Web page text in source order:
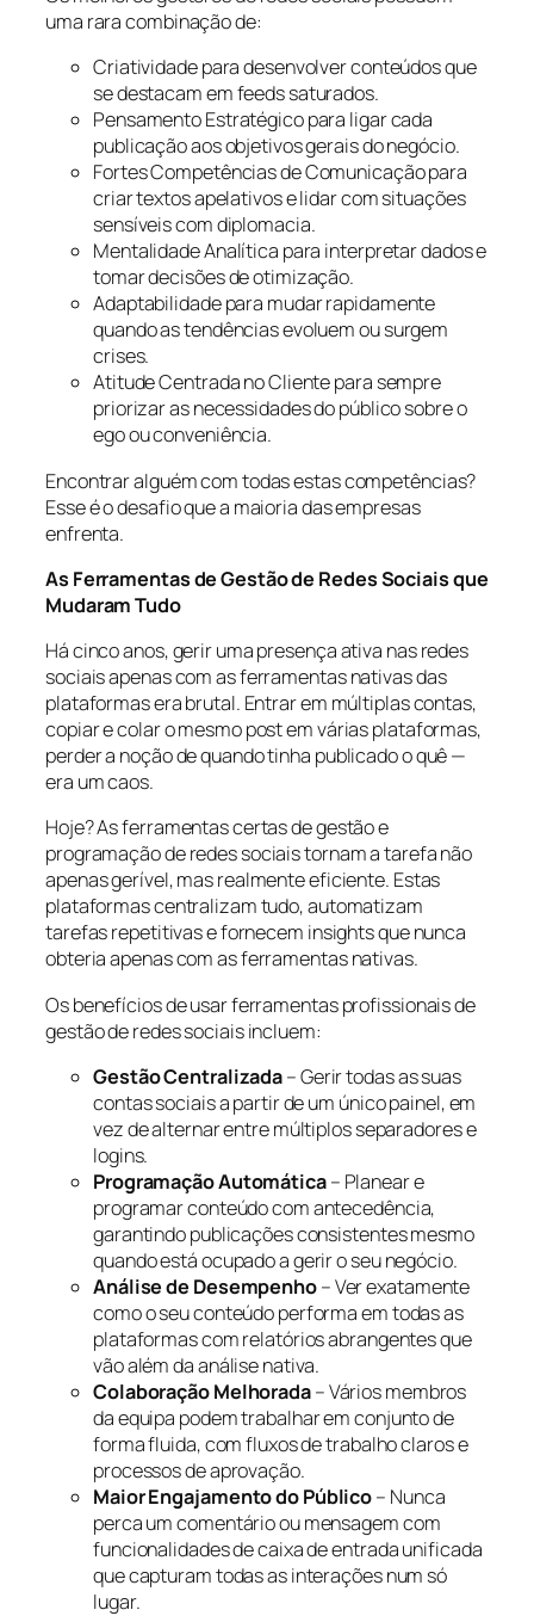
uma rara combinação de:
Criatividade para desenvolver conteúdos que
se destacam em feeds saturados.
Pensamento Estratégico para ligar cada
publicação aos objetivos gerais do negócio.
Fortes Competências de Comunicação para
criar textos apelativos e lidar com situações
sensíveis com diplomacia.
Mentalidade Analítica para interpretar dados e
tomar decisões de otimização.
Adaptabilidade para mudar rapidamente
quando as tendências evoluem ou surgem
crises.
Atitude Centrada no Cliente para sempre
priorizar as necessidades do público sobre o
ego ou conveniência.
Encontrar alguém com todas estas competências?
Esse é o desafio que a maioria das empresas
enfrenta.
As Ferramentas de Gestão de Redes Sociais que
Mudaram Tudo
Há cinco anos, gerir uma presença ativa nas redes
sociais apenas com as ferramentas nativas das
plataformas era brutal. Entrar em múltiplas contas,
copiar e colar o mesmo post em várias plataformas,
perder a noção de quando tinha publicado o quê —
era um caos.
Hoje? As ferramentas certas de gestão e
programação de redes sociais tornam a tarefa não
apenas gerível, mas realmente eficiente. Estas
plataformas centralizam tudo, automatizam
tarefas repetitivas e fornecem insights que nunca
obteria apenas com as ferramentas nativas.
Os benefícios de usar ferramentas profissionais de
gestão de redes sociais incluem:
Gestão Centralizada– Gerir todas as suas
contas sociais a partir de um único painel, em
vez de alternar entre múltiplos separadores e
logins.
Programação Automática– Planear e
programar conteúdo com antecedência,
garantindo publicações consistentes mesmo
quando está ocupado a gerir o seu negócio.
Análise de Desempenho– Ver exatamente
como o seu conteúdo performa em todas as
plataformas com relatórios abrangentes que
vão além da análise nativa.
Colaboração Melhorada– Vários membros
da equipa podem trabalhar em conjunto de
forma fluida, com fluxos de trabalho claros e
processos de aprovação.
Maior Engajamento do Público– Nunca
perca um comentário ou mensagem com
funcionalidades de caixa de entrada unificada
que capturam todas as interações num só
lugar.